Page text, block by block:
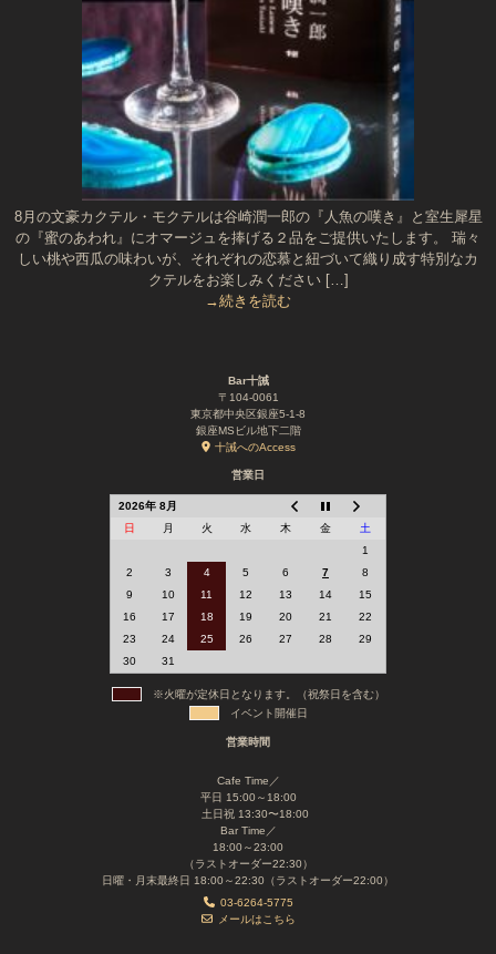
8月の文豪カクテル・モクテルは谷崎潤一郎の『人魚の嘆き』と室生犀星
の『蜜のあわれ』にオマージュを捧げる２品をご提供いたします。 瑞々
しい桃や西瓜の味わいが、それぞれの恋慕と紐づいて織り成す特別なカ
クテルをお楽しみください […]
→続きを読む
Bar十誡
〒104-0061
東京都中央区銀座5-1-8
銀座MSビル地下二階
十誡へのAccess
営業日
2026年 8月
日
月 火 水 木 金
土
1
2
3 4 5 6 7
8
9
10 11 12 13 14
15
16
17 18 19 20 21
22
23
24 25 26 27 28
29
30
31
※火曜が定休日となります。（祝祭日を含む）
イベント開催日
営業時間
Cafe Time／
平日 15:00～18:00
土日祝 13:30〜18:00
Bar Time／
18:00～23:00
（ラストオーダー22:30）
日曜・月末最終日 18:00～22:30（ラストオーダー22:00）
03-6264-5775
メールはこちら